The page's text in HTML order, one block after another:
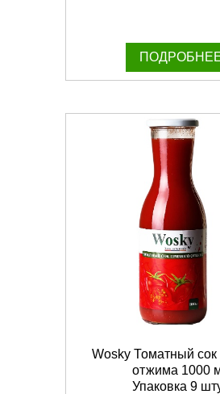
Wosky Томатный сок
отжима 1000
Упаковка 9